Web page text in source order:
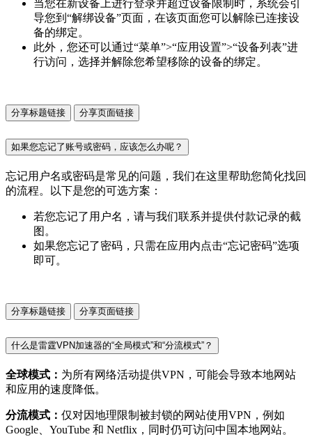
当您在新设备上进行登录并超过设备限制时，系统会引
导您到“解绑设备”页面，在该页面您可以解除已连接设
备的绑定。
此外，您还可以通过“菜单”>“应用设置”>“设备列表”进
行访问，选择并解除您希望移除的设备的绑定。
分享标题链接 分享页面链接
如果您忘记了账号或密码，应该怎么办呢？
忘记用户名或密码是常见的问题，我们在这里帮助您简化找回
的流程。以下是您的可选方案：
若您忘记了用户名，请与我们联系并提供付款记录的截
图。
如果您忘记了密码，只需在应用内点击“忘记密码”选项
即可。
分享标题链接 分享页面链接
什么是雷霆VPN加速器的“全局模式”和“分流模式”？
全球模式： 为所有网络活动提供VPN，可能会导致本地网站
和应用的速度降低。
分流模式： 仅对因地理限制被封锁的网站使用VPN，例如
Google、YouTube 和 Netflix，同时仍可访问中国本地网站。